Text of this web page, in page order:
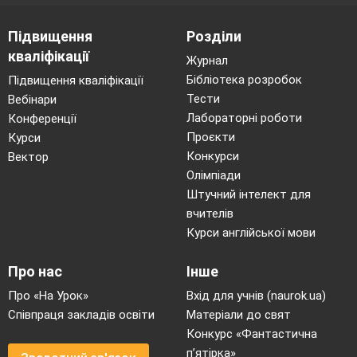
1. Складіть
5 основних
поведінки, яких, на ваш погляд, повинні
дотримуватись учні вашого класу.
2. Продумайте свої докази щодо необхідності
3. Обговоріть правила з однокласниками і
виробіть спільні для всіх.
процедуру прийняття цих правил.
В. ПРЕДСТАВЛЕННЯ РЕЗУЛЬТАТІВ
РОБОТИ ГРУП.
- групи вивішують свої роботи, коментують їх.
- шукаємо спільні правила для всіх
Підвищення
кваліфікації
Підвищення кваліфікації
Вебінари
Конференції
Курси
Вектор
Розділи
Журнал
Бібліотека розробок
Тести
Лабораторні роботи
Проєкти
Конкурси
Олімпіади
Штучний інтелект для
вчителів
Курси англійської мови
Про нас
Про «На Урок»
Співпраця закладів освіти
Інше
Вхід для учнів (naurok.ua)
Матеріали до свят
Конкурс «Фантастична
п’ятірка»